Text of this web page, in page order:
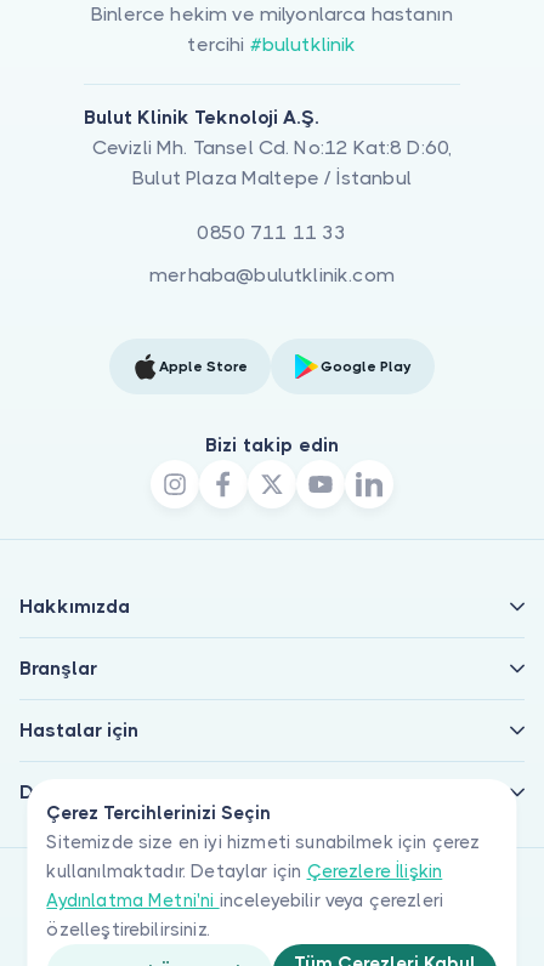
Çerez Tercihlerinizi Seçin
Sitemizde size en iyi hizmeti sunabilmek için çerez
kullanılmaktadır. Detaylar için Çerezlere İlişkin
Aydınlatma Metni'ni inceleyebilir veya çerezleri
özelleştirebilirsiniz.
Binlerce hekim ve milyonlarca hastanın
tercihi #bulutklinik
Bulut Klinik Teknoloji A.Ş.
Cevizli Mh. Tansel Cd. No:12 Kat:8 D:60,
Bulut Plaza Maltepe / İstanbul
0850 711 11 33
merhaba@bulutklinik.com
Apple Store Google Play
Bizi takip edin
Hakkımızda
Branşlar
Hastalar için
Doktorlar için